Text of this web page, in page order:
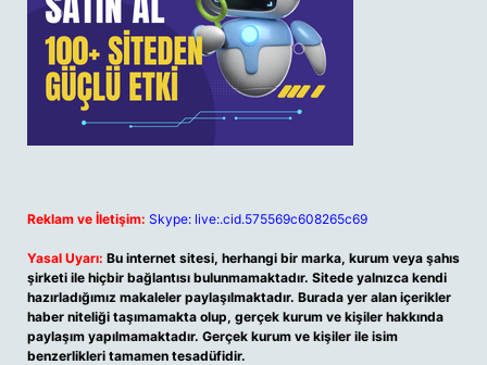
Reklam ve İletişim: Skype: live:.cid.575569c608265c69
Yasal Uyarı: Bu internet sitesi, herhangi bir marka, kurum veya şahıs
şirketi ile hiçbir bağlantısı bulunmamaktadır. Sitede yalnızca kendi
hazırladığımız makaleler paylaşılmaktadır. Burada yer alan içerikler
haber niteliği taşımamakta olup, gerçek kurum ve kişiler hakkında
paylaşım yapılmamaktadır. Gerçek kurum ve kişiler ile isim
benzerlikleri tamamen tesadüfidir.